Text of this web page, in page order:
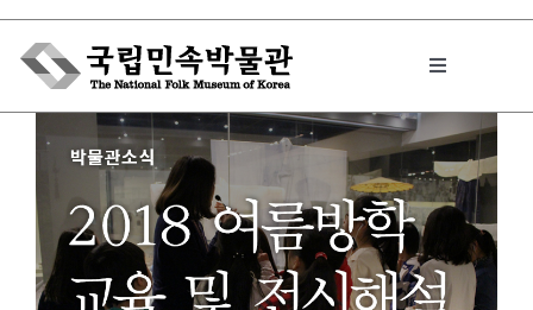
Skip
content
Toggle
박물관에서는
민속이야기